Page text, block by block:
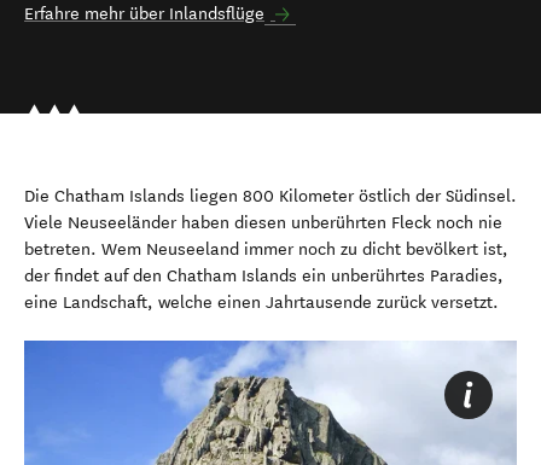
Erfahre mehr über Inlandsflüge
Die Chatham Islands liegen 800 Kilometer östlich der Südinsel.
Viele Neuseeländer haben diesen unberührten Fleck noch nie
betreten. Wem Neuseeland immer noch zu dicht bevölkert ist,
der findet auf den Chatham Islands ein unberührtes Paradies,
eine Landschaft, welche einen Jahrtausende zurück versetzt.